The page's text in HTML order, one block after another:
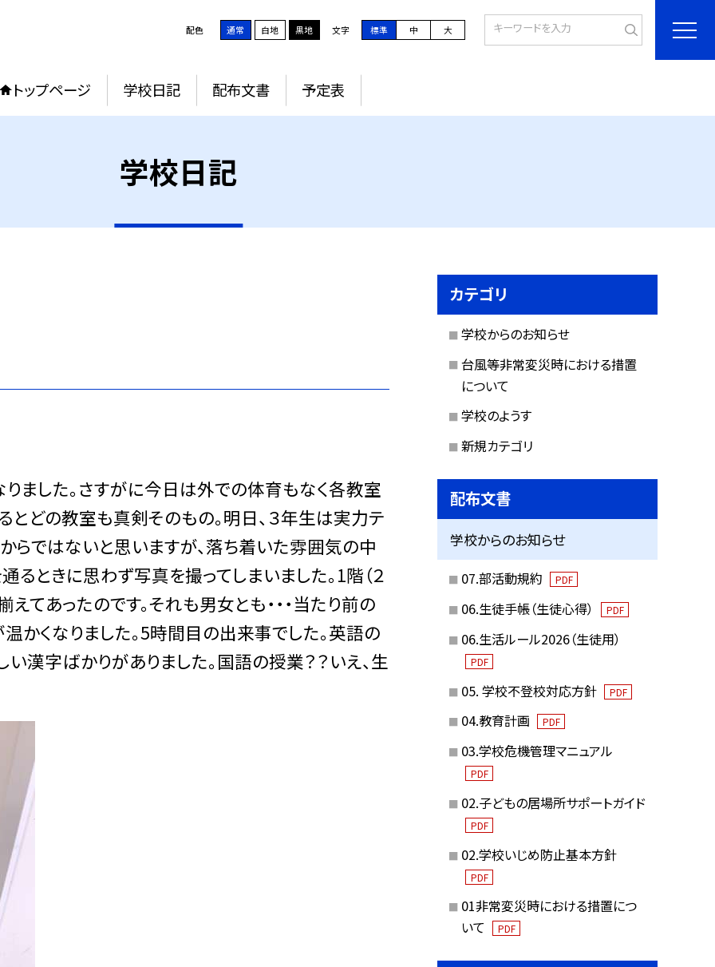
配色 通常 白地 黒地 文字 標準 中 大
トップページ 学校日記 配布文書 予定表
学校日記
ました。さすがに今日は外での体育もなく各教室
どの教室も真剣そのもの。明日、３年生は実力テ
らではないと思いますが、落ち着いた雰囲気の中
るときに思わず写真を撮ってしまいました。1階（２
てあったのです。それも男女とも・・・当たり前の
かくなりました。5時間目の出来事でした。英語の
漢字ばかりがありました。国語の授業？？いえ、生
カテゴリ
学校からのお知らせ
台風等非常変災時における措置
について
学校のようす
新規カテゴリ
配布文書
学校からのお知らせ
07.部活動規約 PDF
06.生徒手帳（生徒心得） PDF
06.生活ルール2026（生徒用）
PDF
05. 学校不登校対応方針 PDF
04.教育計画 PDF
03.学校危機管理マニュアル
PDF
02.子どもの居場所サポートガイド
PDF
02.学校いじめ防止基本方針
PDF
01非常変災時における措置につ
いて
PDF